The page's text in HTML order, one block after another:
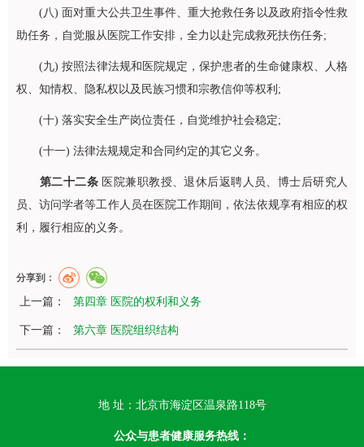
(八) 面对重大公共卫生事件、重大抢救任务以及政府指令性救
助任务，自觉服从医院工作安排，全力以赴完成救死扶伤任务;
(九) 按照法律法规和医院规定，保护患者的生命健康权、人格
权、知情权、隐私权以及民族习惯和宗教信仰等权利;
(十) 落实安全生产岗位责任，自觉维护社会稳定;
(十一) 法律法规规定和合同约定的其它义务。
第二十二条 医院兼职教授、退休后返聘人员、博士后研究人
员、访问学者等工作人员在医院工作期间，依法依规享有相应的权
利，履行相应的义务。
分享到：
上一篇： 第四章 医院的权利和义务
下一篇： 第六章 医院组织结构
地 址：北京市海淀区温泉路118号
公众与患者健康服务热线：